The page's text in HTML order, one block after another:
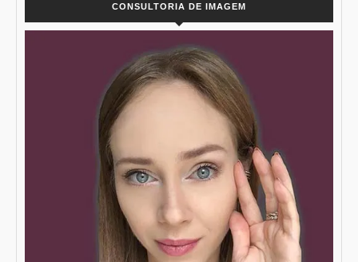
CONSULTORIA DE IMAGEM